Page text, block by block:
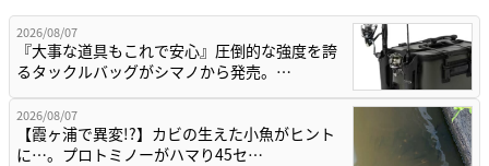
2026/08/07
『大事な道具もこれで安心』圧倒的な強度を誇
るタックルバッグがシマノから発売。…
2026/08/07
【霞ヶ浦で異変!?】カビの生えた小魚がヒント
に…。プロトミノーがハマり45セ…